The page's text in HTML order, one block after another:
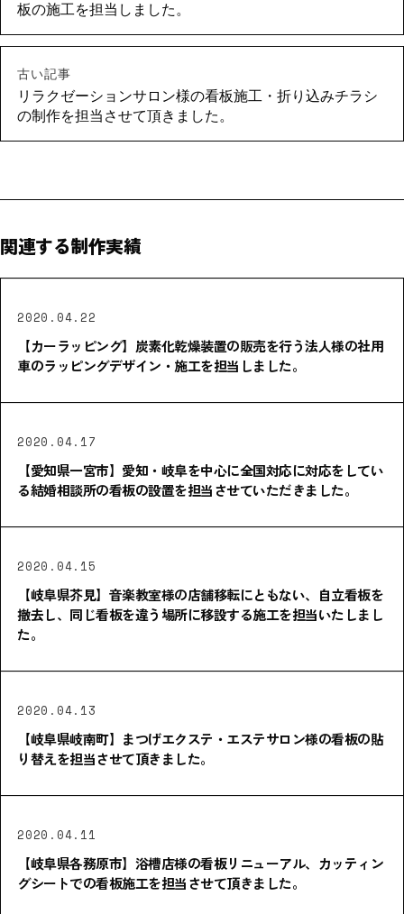
板の施工を担当しました。
古い記事
リラクゼーションサロン様の看板施工・折り込みチラシ
の制作を担当させて頂きました。
関連する制作実績
2020.04.22
【カーラッピング】炭素化乾燥装置の販売を行う法人様の社用
車のラッピングデザイン・施工を担当しました。
2020.04.17
【愛知県一宮市】愛知・岐阜を中心に全国対応に対応をしてい
る結婚相談所の看板の設置を担当させていただきました。
2020.04.15
【岐阜県芥見】音楽教室様の店舗移転にともない、自立看板を
撤去し、同じ看板を違う場所に移設する施工を担当いたしまし
た。
2020.04.13
【岐阜県岐南町】まつげエクステ・エステサロン様の看板の貼
り替えを担当させて頂きました。
2020.04.11
【岐阜県各務原市】浴槽店様の看板リニューアル、カッティン
グシートでの看板施工を担当させて頂きました。